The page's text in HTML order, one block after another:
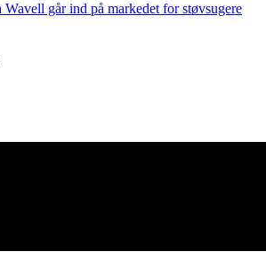
går ind på markedet for støvsugere